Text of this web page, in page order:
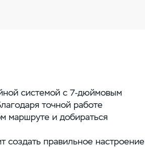
системой с 7-дюймовым
точной работе
маршруте и добираться
создать правильное настроение